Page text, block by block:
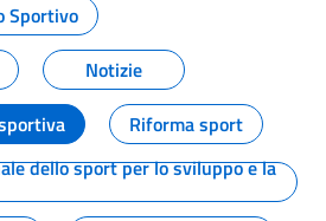
Sportivo
Notizie
Riforma sport
dello sport per lo sviluppo e la